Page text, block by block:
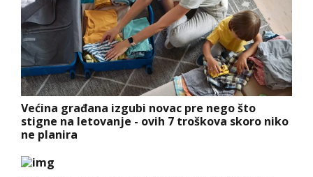
Većina građana izgubi novac pre nego što
stigne na letovanje - ovih 7 troškova skoro niko
ne planira